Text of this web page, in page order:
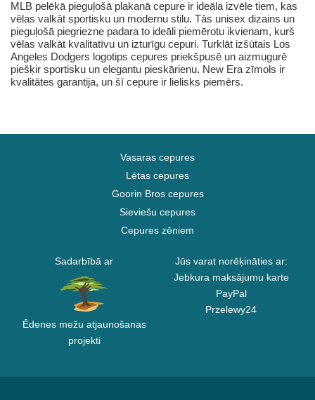
MLB pelēkā pieguļošā plakanā cepure ir ideāla izvēle tiem, kas
vēlas valkāt sportisku un modernu stilu. Tās unisex dizains un
pieguļošā piegriezne padara to ideāli piemērotu ikvienam, kurš
vēlas valkāt kvalitatīvu un izturīgu cepuri. Turklāt izšūtais Los
Angeles Dodgers logotips cepures priekšpusē un aizmugurē
piešķir sportisku un elegantu pieskārienu. New Era zīmols ir
kvalitātes garantija, un šī cepure ir lielisks piemērs.
Vasaras cepures
Lētas cepures
Goorin Bros cepures
Sieviešu cepures
Cepures zēniem
Sadarbībā ar
Ēdenes mežu atjaunošanas
projekti
Jūs varat norēķināties ar:
Jebkura maksājumu karte
PayPal
Przelewy24